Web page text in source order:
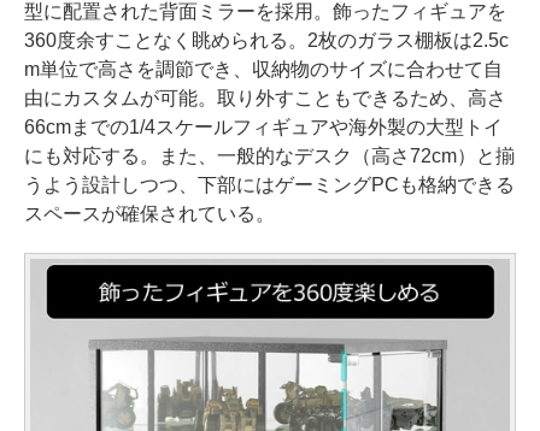
型に配置された背面ミラーを採用。飾ったフィギュアを
360度余すことなく眺められる。2枚のガラス棚板は2.5c
m単位で高さを調節でき、収納物のサイズに合わせて自
由にカスタムが可能。取り外すこともできるため、高さ
66cmまでの1/4スケールフィギュアや海外製の大型トイ
にも対応する。また、一般的なデスク（高さ72cm）と揃
うよう設計しつつ、下部にはゲーミングPCも格納できる
スペースが確保されている。